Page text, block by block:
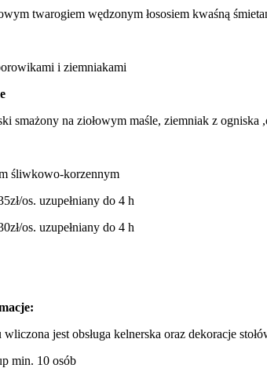
twarogiem wędzonym łososiem kwaśną
i ziemniakami
smażony na ziołowym maśle, ziemniak z ogniska
śliwkowo-korzennym
os. uzupełniany do 4 h
os. uzupełniany do 4 h
jest obsługa kelnerska oraz dekoracje
min. 10 osób